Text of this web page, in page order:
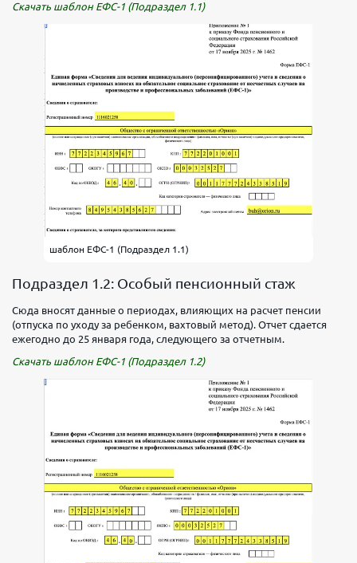
Скачать шаблон ЕФС-1 (Подраздел 1.1)
шаблон ЕФС-1 (Подраздел 1.1)
Подраздел 1.2: Особый пенсионный стаж
Сюда вносят данные о периодах, влияющих на расчет пенсии
(отпуска по уходу за ребенком, вахтовый метод). Отчет сдается
ежегодно до 25 января года, следующего за отчетным.
Скачать шаблон ЕФС-1 (Подраздел 1.2)